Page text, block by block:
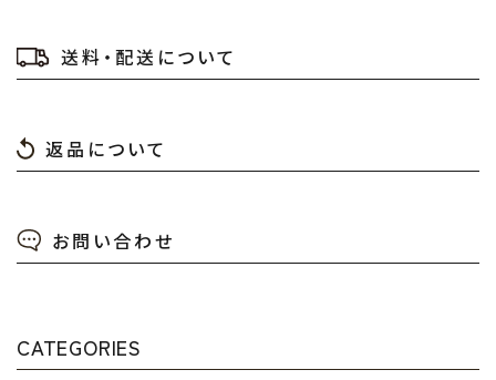
送料・配送について
返品について
お問い合わせ
CATEGORIES